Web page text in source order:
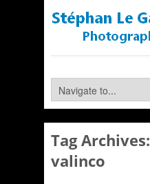
Tag Archives:
valinco